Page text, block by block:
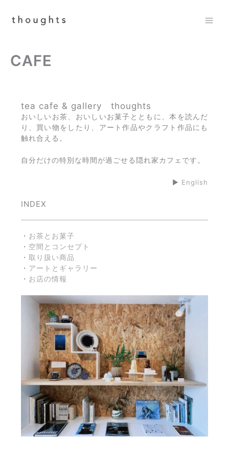
CAFE
tea cafe & gallery thoughts
おいしいお茶、おいしいお菓子とともに、本を読んだ
り、買い物をしたり、アート作品やクラフト作品にも
触れ合える。
自分だけの特別な時間が過ごせる隠れ家カフェです。
▶︎ English
INDEX
・ お茶とお菓子
・ 空間とコンセプト
・ 取り扱い商品
・ アートとギャラリー
・ お店の情報